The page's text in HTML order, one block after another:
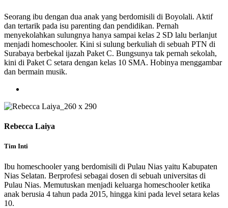
Seorang ibu dengan dua anak yang berdomisili di Boyolali. Aktif
dan tertarik pada isu parenting dan pendidikan. Pernah
menyekolahkan sulungnya hanya sampai kelas 2 SD lalu berlanjut
menjadi homeschooler. Kini si sulung berkuliah di sebuah PTN di
Surabaya berbekal ijazah Paket C. Bungsunya tak pernah sekolah,
kini di Paket C setara dengan kelas 10 SMA. Hobinya menggambar
dan bermain musik.
Rebecca Laiya
Tim Inti
Ibu homeschooler yang berdomisili di Pulau Nias yaitu Kabupaten
Nias Selatan. Berprofesi sebagai dosen di sebuah universitas di
Pulau Nias. Memutuskan menjadi keluarga homeschooler ketika
anak berusia 4 tahun pada 2015, hingga kini pada level setara kelas
10.